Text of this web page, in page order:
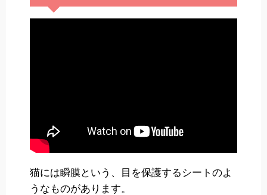
猫には瞬膜という、目を保護するシートのよ
うなものがあります。